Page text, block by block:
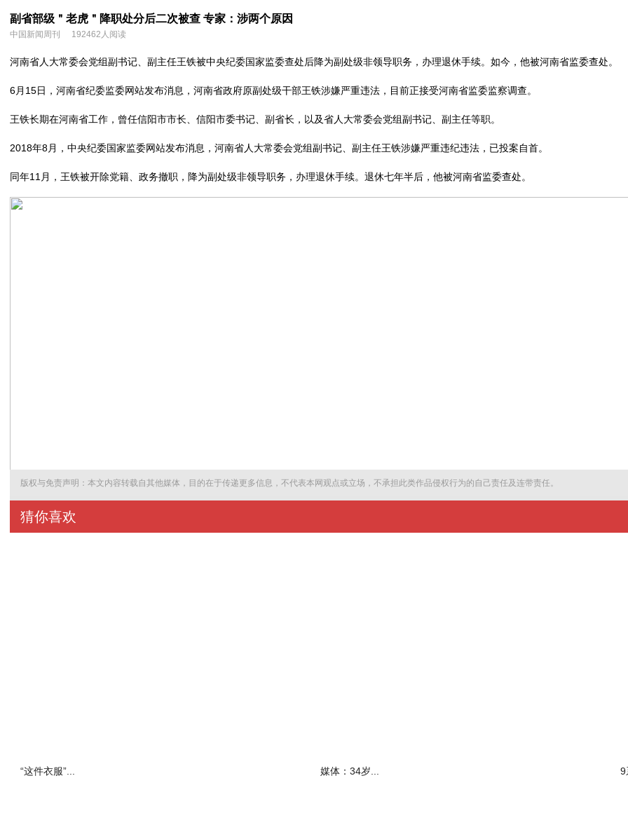
副省部级＂老虎＂降职处分后二次被查 专家：涉两个原因
中国新闻周刊 192462人阅读
河南省人大常委会党组副书记、副主任王铁被中央纪委国家监委查处后降为副处级非领导职务，办理退休手续。如今，他被河南省监委查处。
6月15日，河南省纪委监委网站发布消息，河南省政府原副处级干部王铁涉嫌严重违法，目前正接受河南省监委监察调查。
王铁长期在河南省工作，曾任信阳市市长、信阳市委书记、副省长，以及省人大常委会党组副书记、副主任等职。
2018年8月，中央纪委国家监委网站发布消息，河南省人大常委会党组副书记、副主任王铁涉嫌严重违纪违法，已投案自首。
同年11月，王铁被开除党籍、政务撤职，降为副处级非领导职务，办理退休手续。退休七年半后，他被河南省监委查处。
版权与免责声明：本文内容转载自其他媒体，目的在于传递更多信息，不代表本网观点或立场，不承担此类作品侵权行为的自己责任及连带责任。
猜你喜欢
“这件衣服”... 媒体：34岁... 9